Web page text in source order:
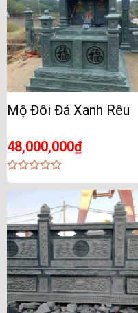
Mộ Đôi Đá Xanh Rêu
48,000,000₫
0